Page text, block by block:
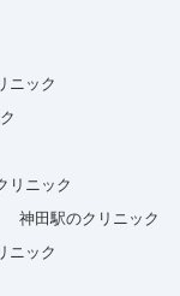
ニック
リニック
神田駅のクリニック
ニック